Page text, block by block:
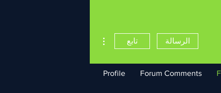
الرسالة تابع
Profile Forum Comments